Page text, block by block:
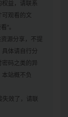
权益，请联系
可观看的文
”。
源分享，不提
具体请自行分
密码之类的异
站概不负
失效了，请联